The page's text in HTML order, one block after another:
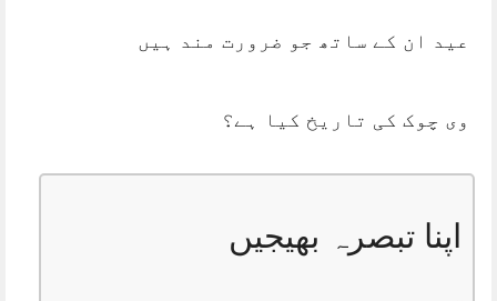
عید ان کے ساتھ جو ضرورت مند ہیں
وی چوک کی تاریخ کیا ہے؟
اپنا تبصرہ بھیجیں